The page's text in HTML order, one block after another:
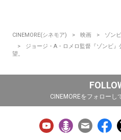
CINEMORE(シネモア) 映画
ゾンビ
ジョージ・A・ロメロ監督『ゾンビ
望。
CINEMOREをフォローし